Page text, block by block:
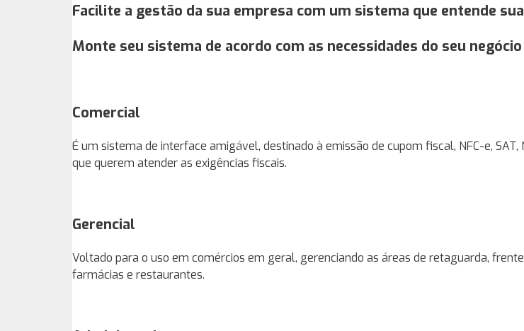
Facilite a gestão da sua empresa com um sistema que entende
Monte seu sistema de acordo com as necessidades do seu negócio
Comercial
É um sistema de interface amigável, destinado à emissão de cupom fiscal, NFC-e,
que querem atender as exigências fiscais.
Gerencial
Voltado para o uso em comércios em geral, gerenciando as áreas de retaguarda,
farmácias e restaurantes.